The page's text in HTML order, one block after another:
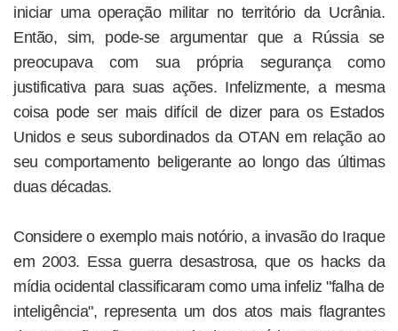
iniciar uma operação militar no território da Ucrânia.
Então, sim, pode-se argumentar que a Rússia se
preocupava com sua própria segurança como
justificativa para suas ações. Infelizmente, a mesma
coisa pode ser mais difícil de dizer para os Estados
Unidos e seus subordinados da OTAN em relação ao
seu comportamento beligerante ao longo das últimas
duas décadas.
Considere o exemplo mais notório, a invasão do Iraque
em 2003. Essa guerra desastrosa, que os hacks da
mídia ocidental classificaram como uma infeliz "falha de
inteligência", representa um dos atos mais flagrantes